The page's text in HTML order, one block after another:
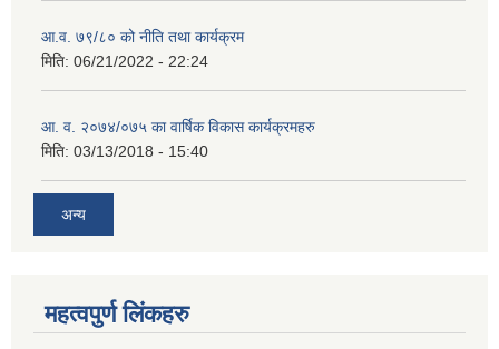
आ.व. ७९/८० को नीति तथा कार्यक्रम
मिति: 06/21/2022 - 22:24
आ. व. २०७४/०७५ का वार्षिक विकास कार्यक्रमहरु
मिति: 03/13/2018 - 15:40
अन्य
महत्वपुर्ण लिंकहरु